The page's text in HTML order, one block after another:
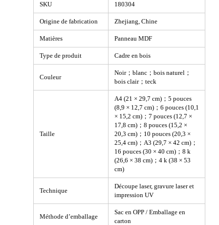
SKU 180304
Origine de fabrication Zhejiang, Chine
Matières Panneau MDF
Type de produit Cadre en bois
Couleur
Noir；blanc；bois naturel；
bois clair；teck
Taille
A4 (21 × 29,7 cm)；5 pouces
(8,9 × 12,7 cm)；6 pouces (10,1
× 15,2 cm)；7 pouces (12,7 ×
17,8 cm)；8 pouces (15,2 ×
20,3 cm)；10 pouces (20,3 ×
25,4 cm)；A3 (29,7 × 42 cm)；
16 pouces (30 × 40 cm)；8 k
(26,6 × 38 cm)；4 k (38 × 53
cm)
Technique
Découpe laser, gravure laser et
impression UV
Méthode d’emballage
Sac en OPP / Emballage en
carton